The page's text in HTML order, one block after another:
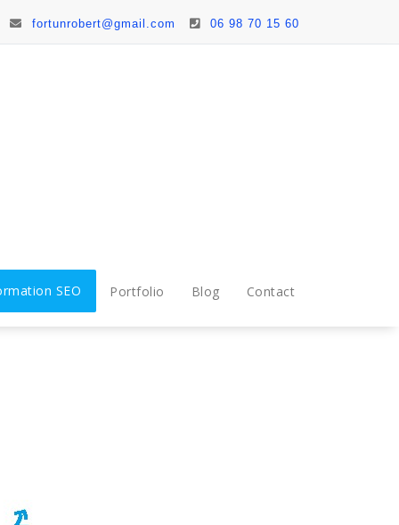
fortunrobert@gmail.com 06 98 70 15 60
SEO Portfolio Blog Contact